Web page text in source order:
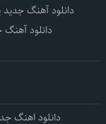
دانلود آهنگ
دانلود
دانلود اهنگ